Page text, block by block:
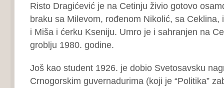
Risto Dragićević je na Cetinju živio gotovo
braku sa Milevom, rođenom Nikolić, sa Ceklina,
i Miša i ćerku Kseniju. Umro je i sahranjen na
groblju 1980. godine.
Još kao student 1926. je dobio Svetosavsku
Crnogorskim guvernadurima (koji je “Politika”